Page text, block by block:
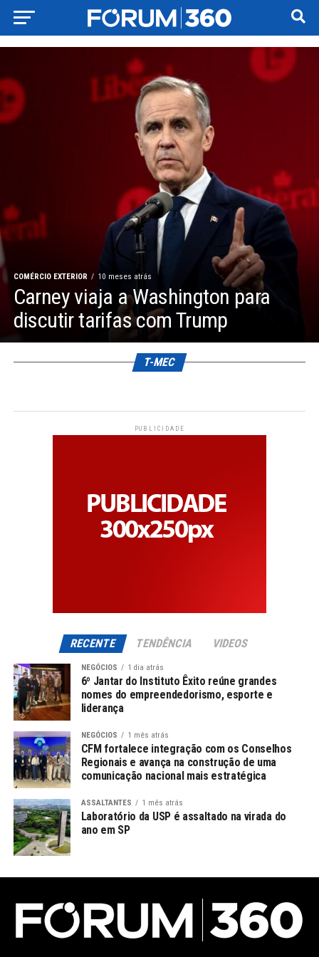
COMÉRCIO EXTERIOR 10 meses atrás
Carney viaja a Washington para
discutir tarifas com Trump
T-MEC
PUBLICIDADE
RECENTE TENDÊNCIA VIDEOS
NEGÓCIOS 1 dia atrás
6º Jantar do Instituto Êxito reúne grandes
nomes do empreendedorismo, esporte e
liderança
NEGÓCIOS 1 mês atrás
CFM fortalece integração com os Conselhos
Regionais e avança na construção de uma
comunicação nacional mais estratégica
ASSALTANTES 1 mês atrás
Laboratório da USP é assaltado na virada do
ano em SP